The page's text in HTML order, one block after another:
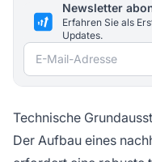
Newsletter
Erfahren Sie als
Updates.
E-Mail-Adresse
Technische
Der Aufbau eines